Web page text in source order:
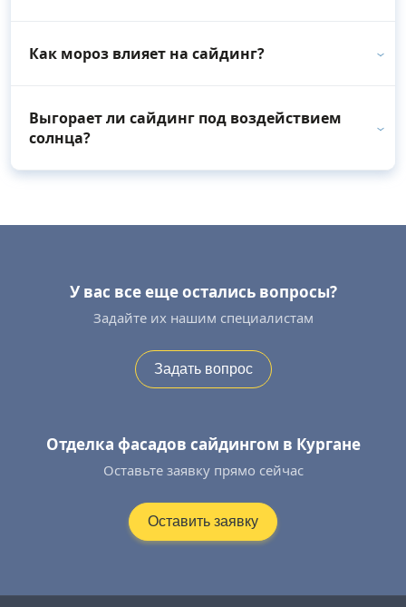
Как мороз влияет на сайдинг?
Выгорает ли сайдинг под воздействием
солнца?
У вас все еще остались вопросы?
Задайте их нашим специалистам
Задать вопрос
Отделка фасадов сайдингом в Кургане
Оставьте заявку прямо сейчас
Оставить заявку